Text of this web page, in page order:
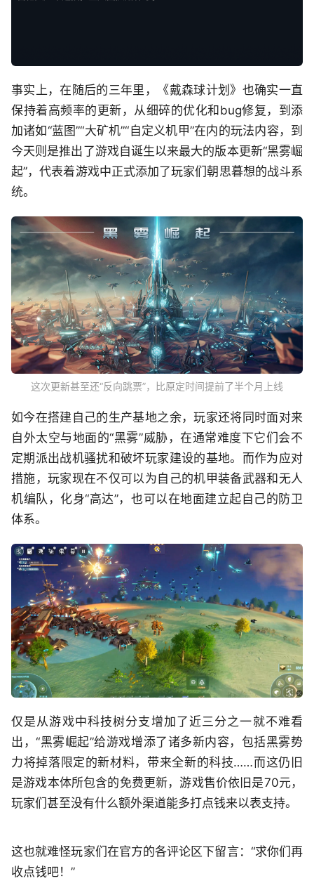
事实上，在随后的三年里，《戴森球计划》也确实一直
保持着高频率的更新，从细碎的优化和bug修复，到添
加诸如“蓝图”“大矿机”“自定义机甲”在内的玩法内容，到
今天则是推出了游戏自诞生以来最大的版本更新“黑雾崛
起”，代表着游戏中正式添加了玩家们朝思暮想的战斗系
统。
这次更新甚至还“反向跳票”，比原定时间提前了半个月上线
如今在搭建自己的生产基地之余，玩家还将同时面对来
自外太空与地面的“黑雾”威胁，在通常难度下它们会不
定期派出战机骚扰和破坏玩家建设的基地。而作为应对
措施，玩家现在不仅可以为自己的机甲装备武器和无人
机编队，化身“高达”，也可以在地面建立起自己的防卫
体系。
仅是从游戏中科技树分支增加了近三分之一就不难看
出，“黑雾崛起”给游戏增添了诸多新内容，包括黑雾势
力将掉落限定的新材料，带来全新的科技……而这仍旧
是游戏本体所包含的免费更新，游戏售价依旧是70元，
玩家们甚至没有什么额外渠道能多打点钱来以表支持。
这也就难怪玩家们在官方的各评论区下留言：“求你们再
收点钱吧！”